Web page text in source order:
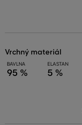
vrchný materiál
BAVLNA
95 %
ELASTAN
5 %